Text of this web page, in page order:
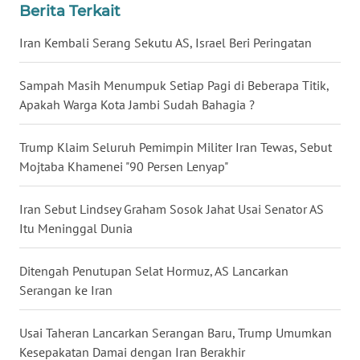
Berita Terkait
Iran Kembali Serang Sekutu AS, Israel Beri Peringatan
Sampah Masih Menumpuk Setiap Pagi di Beberapa Titik,
Apakah Warga Kota Jambi Sudah Bahagia ?
Trump Klaim Seluruh Pemimpin Militer Iran Tewas, Sebut
Mojtaba Khamenei "90 Persen Lenyap"
Iran Sebut Lindsey Graham Sosok Jahat Usai Senator AS
Itu Meninggal Dunia
Ditengah Penutupan Selat Hormuz, AS Lancarkan
Serangan ke Iran
Usai Taheran Lancarkan Serangan Baru, Trump Umumkan
Kesepakatan Damai dengan Iran Berakhir
BABEL
WN
SUMBAR
WN
SUMSEL
WN
BENGKULU
LAMPUNG
JATENG